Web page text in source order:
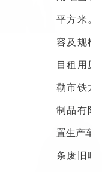
平方米 。
容及规模
目租用原
勒市铁龙
制品有限
置生产车
条废旧吨